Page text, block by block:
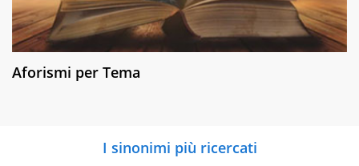
Aforismi per Tema
I sinonimi più ricercati